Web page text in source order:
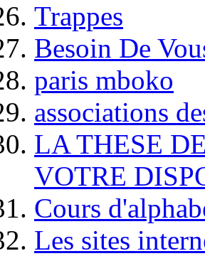
Trappes
Besoin De
paris mboko
associations
LA THESE
VOTRE
Cours
Les sites